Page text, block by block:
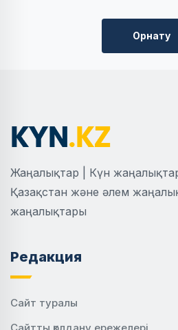
Орнату
Жаңалықтар | Күн
Қазақстан және әлем
жаңалықтары
Редакция
Сайт туралы
Сайтты қолдану ережелері